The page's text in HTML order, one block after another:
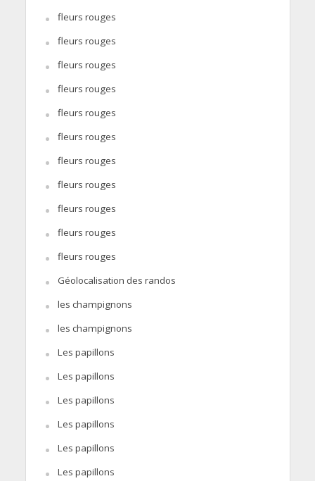
fleurs rouges
fleurs rouges
fleurs rouges
fleurs rouges
fleurs rouges
fleurs rouges
fleurs rouges
fleurs rouges
fleurs rouges
fleurs rouges
fleurs rouges
Géolocalisation des randos
les champignons
les champignons
Les papillons
Les papillons
Les papillons
Les papillons
Les papillons
Les papillons